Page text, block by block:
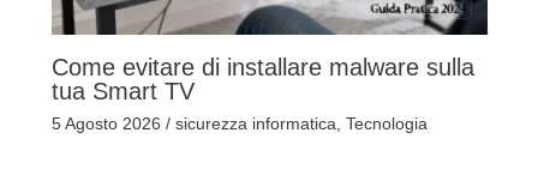
Come evitare di installare malware sulla
tua Smart TV
5 Agosto 2026 / sicurezza informatica Tecnologia